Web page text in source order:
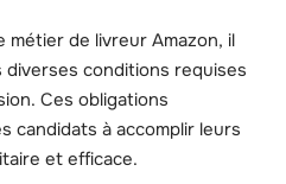
métier de livreur Amazon, il
conditions requises
Ces obligations
candidats à accomplir leurs
et efficace.